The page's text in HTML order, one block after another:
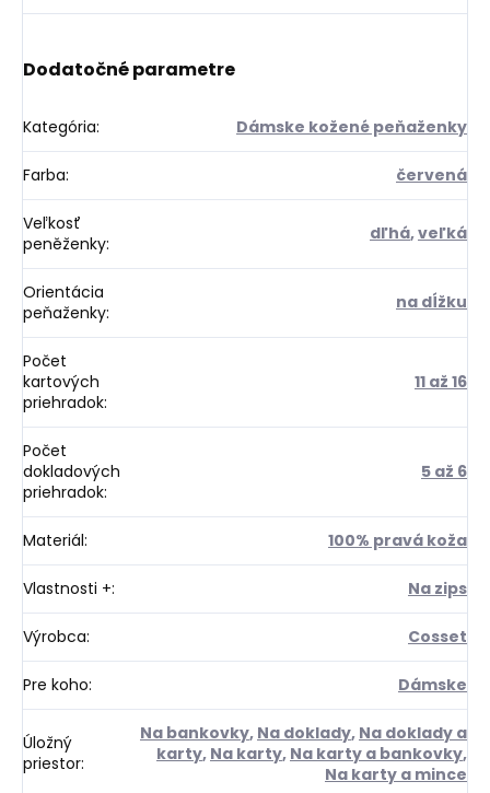
Dodatočné parametre
Kategória: Dámske kožené peňaženky
Farba: červená
Veľkosť
peněženky: dľhá,veľká
Orientácia
peňaženky: na dĺžku
Počet
kartových
priehradok:
11 až 16
Počet
dokladových
priehradok:
5 až 6
Materiál: 100% pravá koža
Vlastnosti +: Na zips
Výrobca: Cosset
Pre koho: Dámske
Úložný
priestor:
Na bankovky, Na doklady, Na doklady a
karty, Na karty, Na karty a bankovky,
Na karty a mince